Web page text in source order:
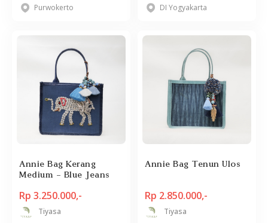
Purwokerto
DI Yogyakarta
Annie Bag Kerang
Medium - Blue Jeans
Rp 3.250.000,-
Tiyasa
Annie Bag Tenun Ulos
Rp 2.850.000,-
Tiyasa